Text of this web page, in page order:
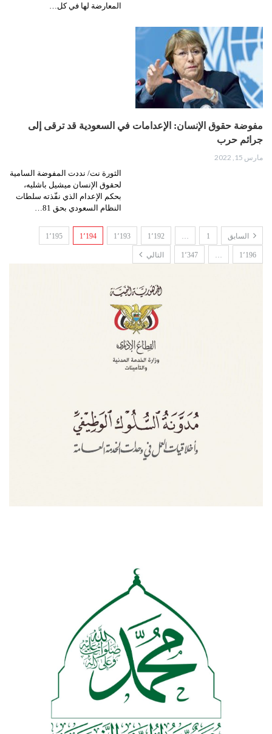
المعارضة لها في كل…
مفوضة حقوق الإنسان: الإعدامات في السعودية قد ترقى إلى
جرائم حرب
مارس 15, 2022
الثورة نت/ نددت المفوضة السامية
لحقوق الإنسان ميشيل باشليه،
بحكم الإعدام الذي نفّذته سلطات
النظام السعودي بحق 81…
السابق 1
… 1٬192 1٬193 1٬194 1٬195
1٬196 … 1٬347 التالي